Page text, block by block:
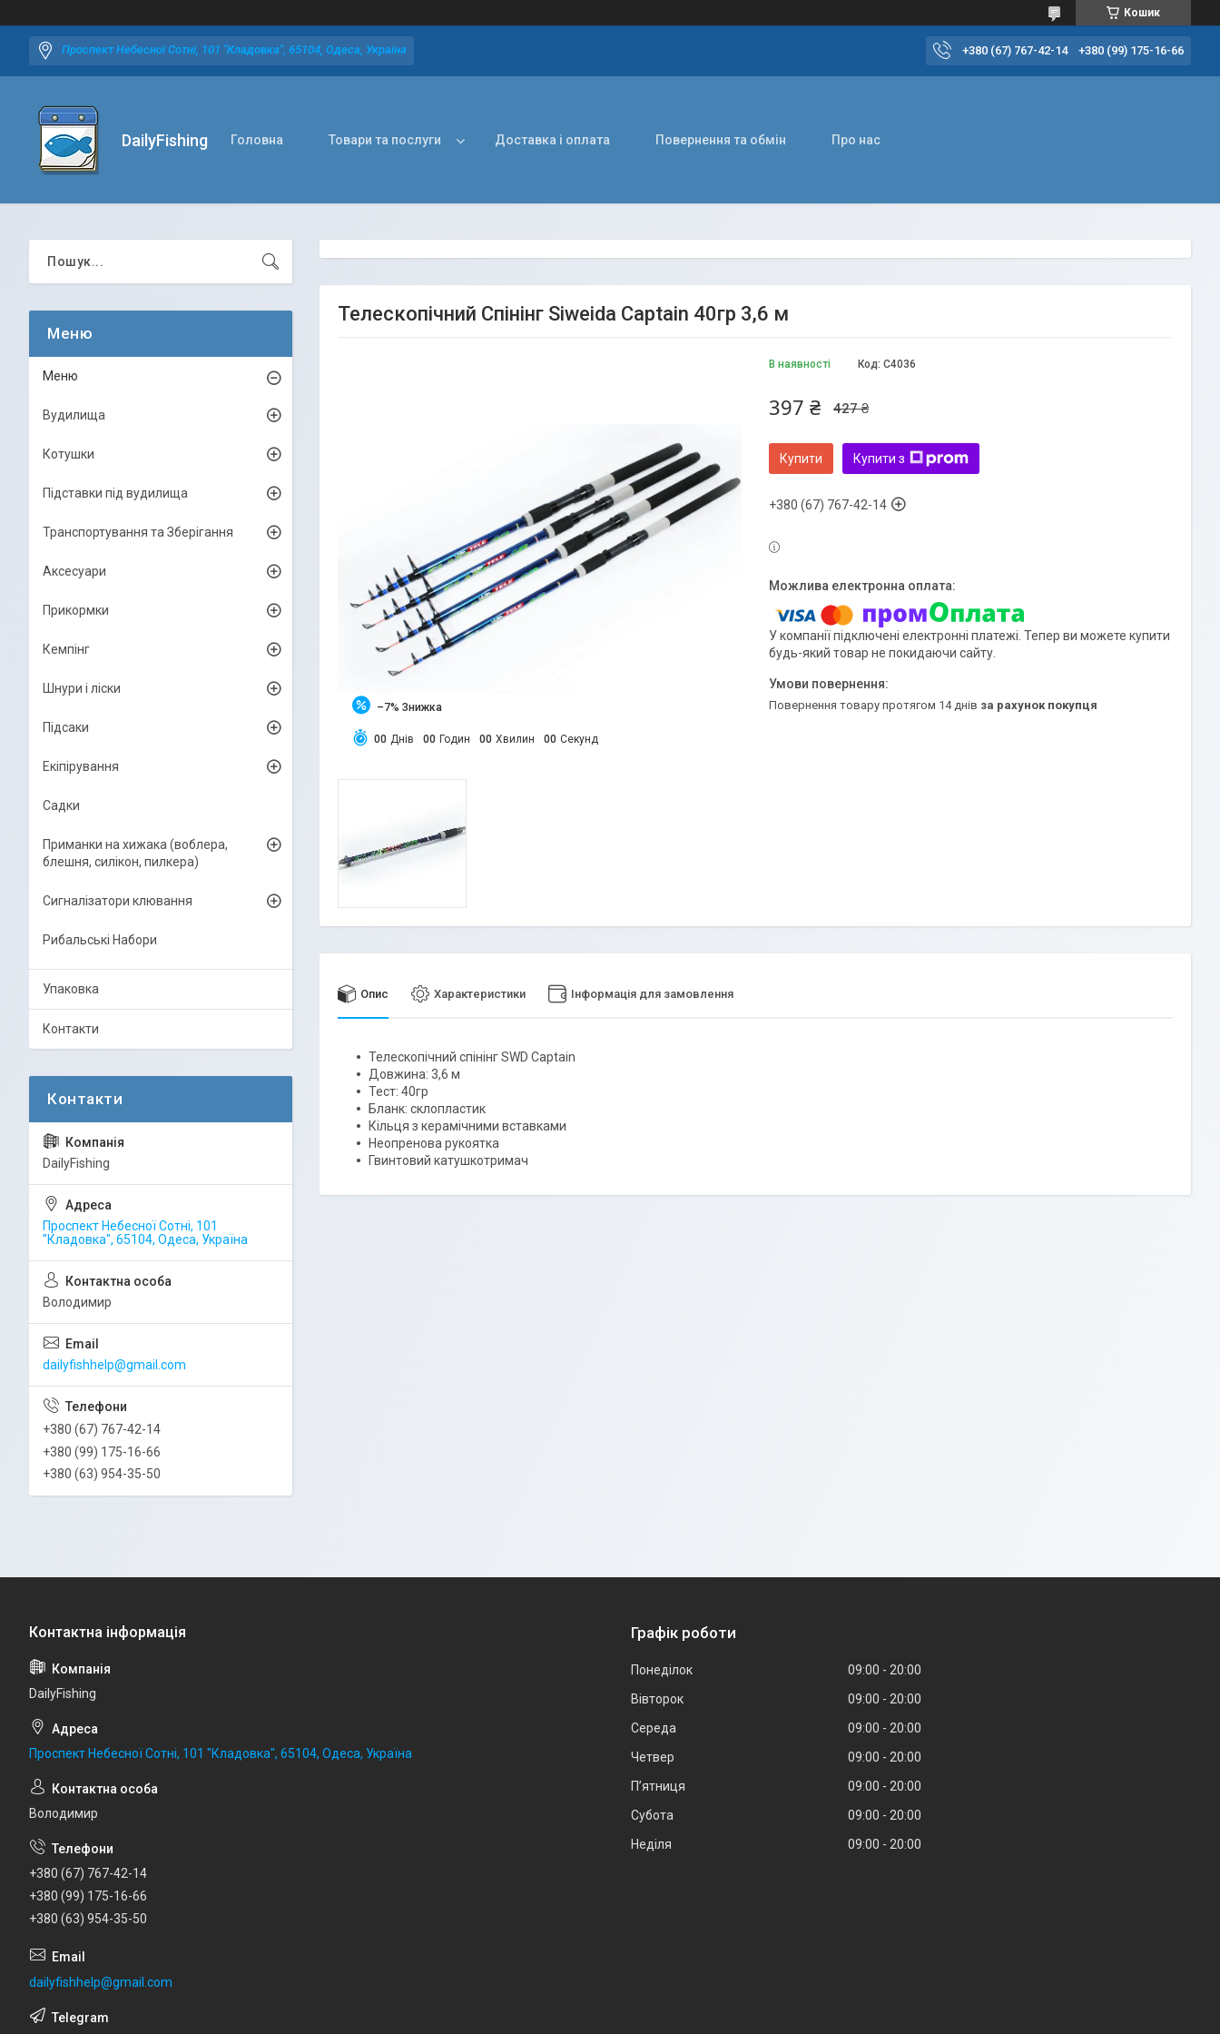
Кошик
Проспект Небесної Сотні, 101 "Кладовка", 65104, Одеса, Україна +380 (67) 767-42-14 +380 (99) 175-16-66
DailyFishing Головна Товари та послуги Доставка і оплата Повернення та обмін Про нас
Телескопічний Спінінг Siweida Captain 40гр 3,6 м
–7%
00 Днів 00 Годин 00 Хвилин 00 Секунд
В наявності Код: C4036
427 ₴
397 ₴
Купити Купити з
+380 (67) 767-42-14
У компанії підключені електронні платежі. Тепер ви можете купити
будь-який товар не покидаючи сайту.
повернення товару протягом 14 днів за рахунок покупця
Опис Характеристики Інформація для замовлення
Телескопічний спінінг SWD Captain
Довжина: 3,6 м
Тест: 40гр
Бланк: склопластик
Кільця з керамічними вставками
Неопренова рукоятка
Гвинтовий катушкотримач
Меню
Вудилища
Котушки
Підставки під вудилища
Транспортування та Зберігання
Аксесуари
Прикормки
Кемпінг
Шнури і ліски
Підсаки
Екіпірування
Садки
Приманки на хижака (воблера,
блешня, силікон, пилкера)
Сигналізатори клювання
Рибальські Набори
Упаковка
Контакти
DailyFishing
Проспект Небесної Сотні, 101
"Кладовка", 65104, Одеса, Україна
Володимир
dailyfishhelp@gmail.com
+380 (67) 767-42-14
+380 (99) 175-16-66
+380 (63) 954-35-50
DailyFishing
Проспект Небесної Сотні, 101 "Кладовка", 65104, Одеса, Україна
Володимир
+380 (67) 767-42-14
+380 (99) 175-16-66
+380 (63) 954-35-50
dailyfishhelp@gmail.com
Графік роботи
Понеділок 09:00
20:00
Вівторок
09:00
20:00
Середа
09:00
20:00
Четвер
09:00
20:00
Пʼятниця
09:00
20:00
Субота
09:00
20:00
Неділя
09:00 20:00